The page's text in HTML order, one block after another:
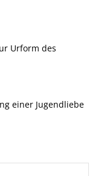
Urform des
einer Jugendliebe